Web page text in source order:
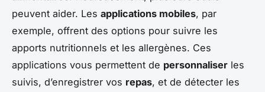
peuvent aider. Les applications mobiles, par
exemple, offrent des options pour suivre les
apports nutritionnels et les allergènes. Ces
applications vous permettent de personnaliser les
suivis, d’enregistrer vos repas, et de détecter les